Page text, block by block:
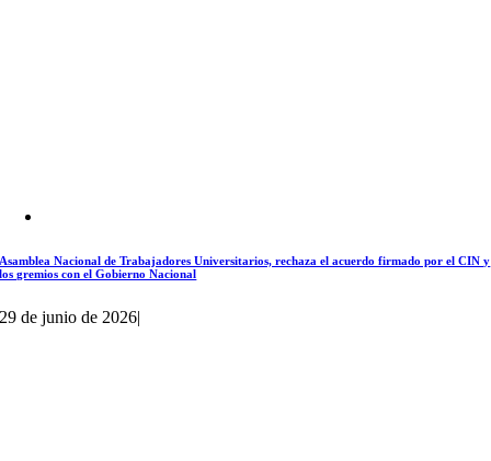
Asamblea Nacional de Trabajadores Universitarios, rechaza el acuerdo firmado por el CIN y
los gremios con el Gobierno Nacional
29 de junio de 2026|